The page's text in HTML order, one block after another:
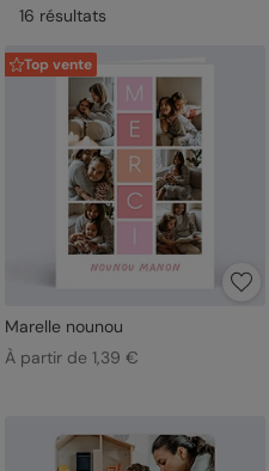
16 résultats
Top vente
Marelle nounou
À partir de 1,39 €